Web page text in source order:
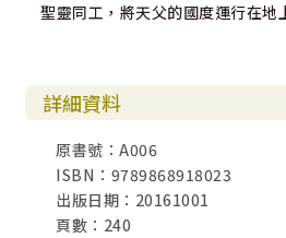
聖靈同工，將天父的國度運行在地
詳細資料
原書號：A006
ISBN：9789868918023
出版日期：20161001
頁數：240